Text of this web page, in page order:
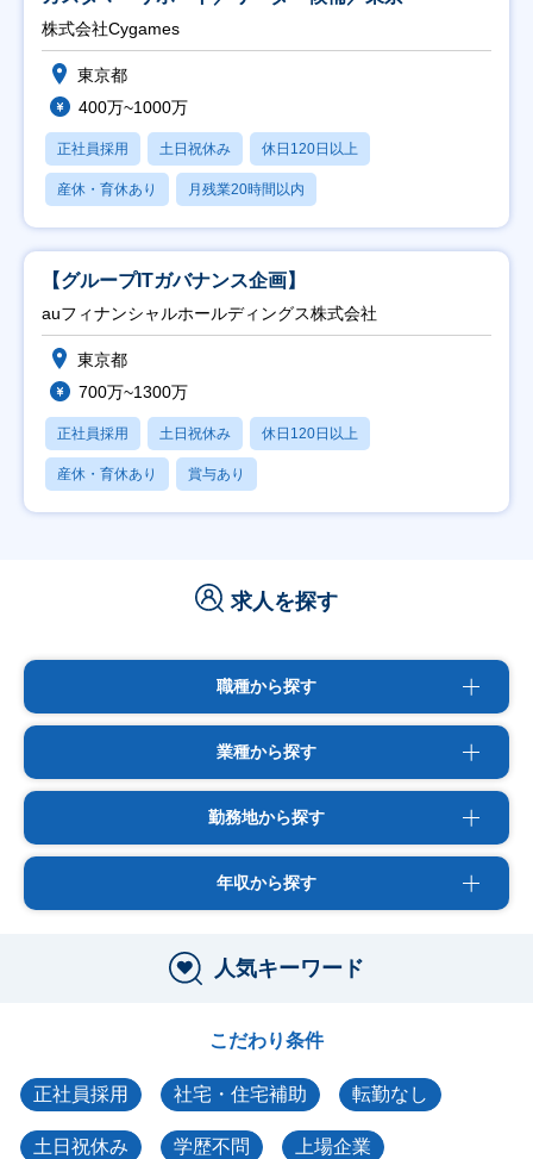
株式会社Cygames
東京都
400万~1000万
正社員採用 土日祝休み 休日120日以上
産休・育休あり 月残業20時間以内
【グループITガバナンス企画】
auフィナンシャルホールディングス株式会社
東京都
700万~1300万
正社員採用 土日祝休み 休日120日以上
産休・育休あり 賞与あり
求人を探す
職種から探す
業種から探す
勤務地から探す
年収から探す
人気キーワード
こだわり条件
正社員採用 社宅・住宅補助 転勤なし
土日祝休み 学歴不問 上場企業